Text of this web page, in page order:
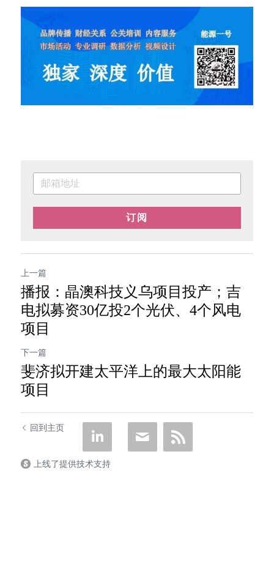
订阅
上一篇
播报：晶澳科技义乌项目投产；吉
电拟募资30亿投2个光伏、4个风电
项目
下一篇
斐济拟开建太平洋上的最大太阳能
项目
回到主页
上线了提供技术支持